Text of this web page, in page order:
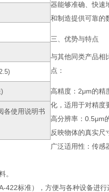
各使用说明书
器能够准确、快速
和制造提供可靠的
三、优势与特点
与其他同类产品相
点：
高精度 ：2μm的
化，适用于对精度
高分辨率 ：0.5μm
反映物体的真实尺
广泛适用性 ：传
。
422标准），方便与各种设备进行